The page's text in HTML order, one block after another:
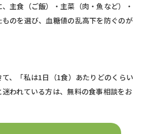
主食（ご飯）・主菜（肉・魚など）・
のを選び、血糖値の乱高下を防ぐのが
、「私は1日（1食）あたりどのくらい
われている方は、無料の食事相談をお